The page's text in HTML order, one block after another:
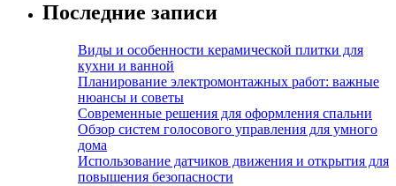
Последние записи
Виды и особенности керамической плитки для
кухни и ванной
Планирование электромонтажных работ: важные
нюансы и советы
Современные решения для оформления спальни
Обзор систем голосового управления для умного
дома
Использование датчиков движения и открытия для
повышения безопасности